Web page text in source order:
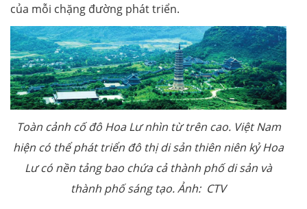
của mỗi chặng đường phát triển.
Toàn cảnh cố đô Hoa Lư nhìn từ trên cao. Việt Nam
hiện có thể phát triển đô thị di sản thiên niên kỷ Hoa
Lư có nền tảng bao chứa cả thành phố di sản và
thành phố sáng tạo. Ảnh: CTV